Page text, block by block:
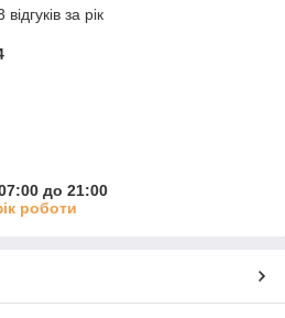
за рік
до 21:00
роботи